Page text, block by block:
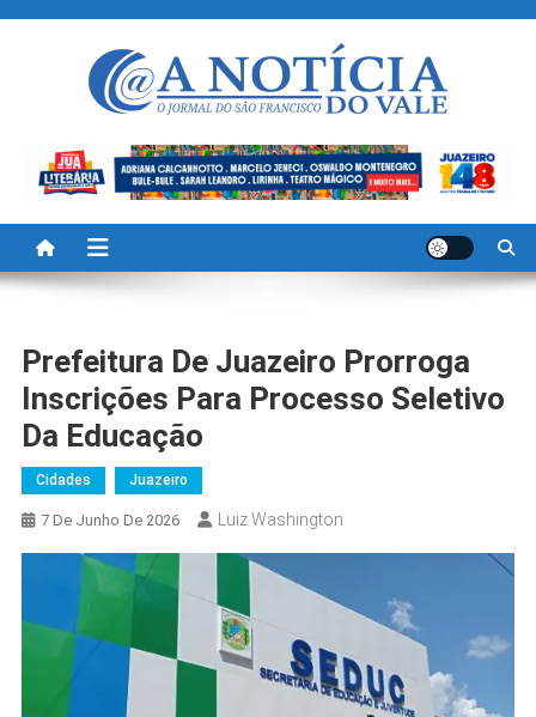
A Noticia Do Vale
Prefeitura De Juazeiro Prorroga
Inscrições Para Processo Seletivo
Da Educação
Cidades Juazeiro
7 De Junho De 2026 Luiz Washington